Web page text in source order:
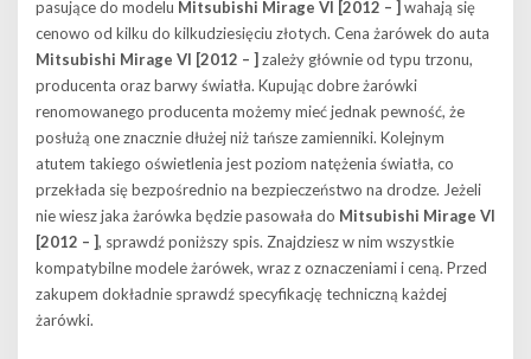
pasujące do modelu Mitsubishi Mirage VI [2012 – ] wahają się
cenowo od kilku do kilkudziesięciu złotych. Cena żarówek do auta
Mitsubishi Mirage VI [2012 – ] zależy głównie od typu trzonu,
producenta oraz barwy światła. Kupując dobre żarówki
renomowanego producenta możemy mieć jednak pewność, że
posłużą one znacznie dłużej niż tańsze zamienniki. Kolejnym
atutem takiego oświetlenia jest poziom natężenia światła, co
przekłada się bezpośrednio na bezpieczeństwo na drodze. Jeżeli
nie wiesz jaka żarówka będzie pasowała do Mitsubishi Mirage VI
[2012 – ], sprawdź poniższy spis. Znajdziesz w nim wszystkie
kompatybilne modele żarówek, wraz z oznaczeniami i ceną. Przed
zakupem dokładnie sprawdź specyfikację techniczną każdej
żarówki.